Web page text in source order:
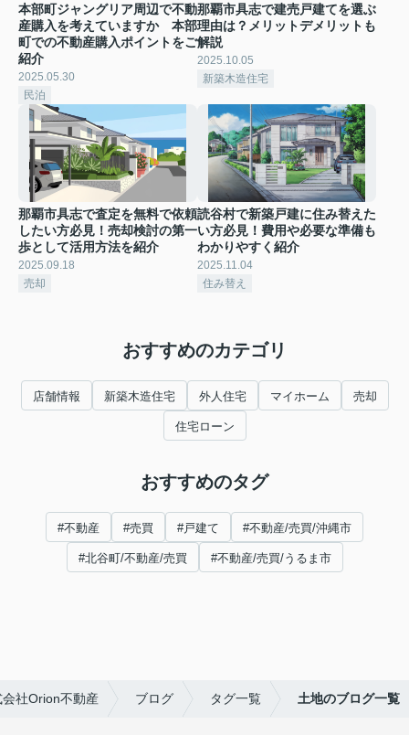
本部町ジャングリア周辺で不動
産購入を考えていますか 本部
町での不動産購入ポイントをご
紹介
2025.05.30
民泊
那覇市具志で建売戸建てを選ぶ
理由は？メリットデメリットも
解説
2025.10.05
新築木造住宅
那覇市具志で査定を無料で依頼
したい方必見！売却検討の第一
歩として活用方法を紹介
2025.09.18
売却
読谷村で新築戸建に住み替えた
い方必見！費用や必要な準備も
わかりやすく紹介
2025.11.04
住み替え
おすすめのカテゴリ
店舗情報 新築木造住宅 外人住宅 マイホーム 売却
住宅ローン
おすすめのタグ
#不動産 #売買 #戸建て #不動産/売買/沖縄市
#北谷町/不動産/売買 #不動産/売買/うるま市
社Orion不動産 ブログ タグ一覧 土地のブログ一覧